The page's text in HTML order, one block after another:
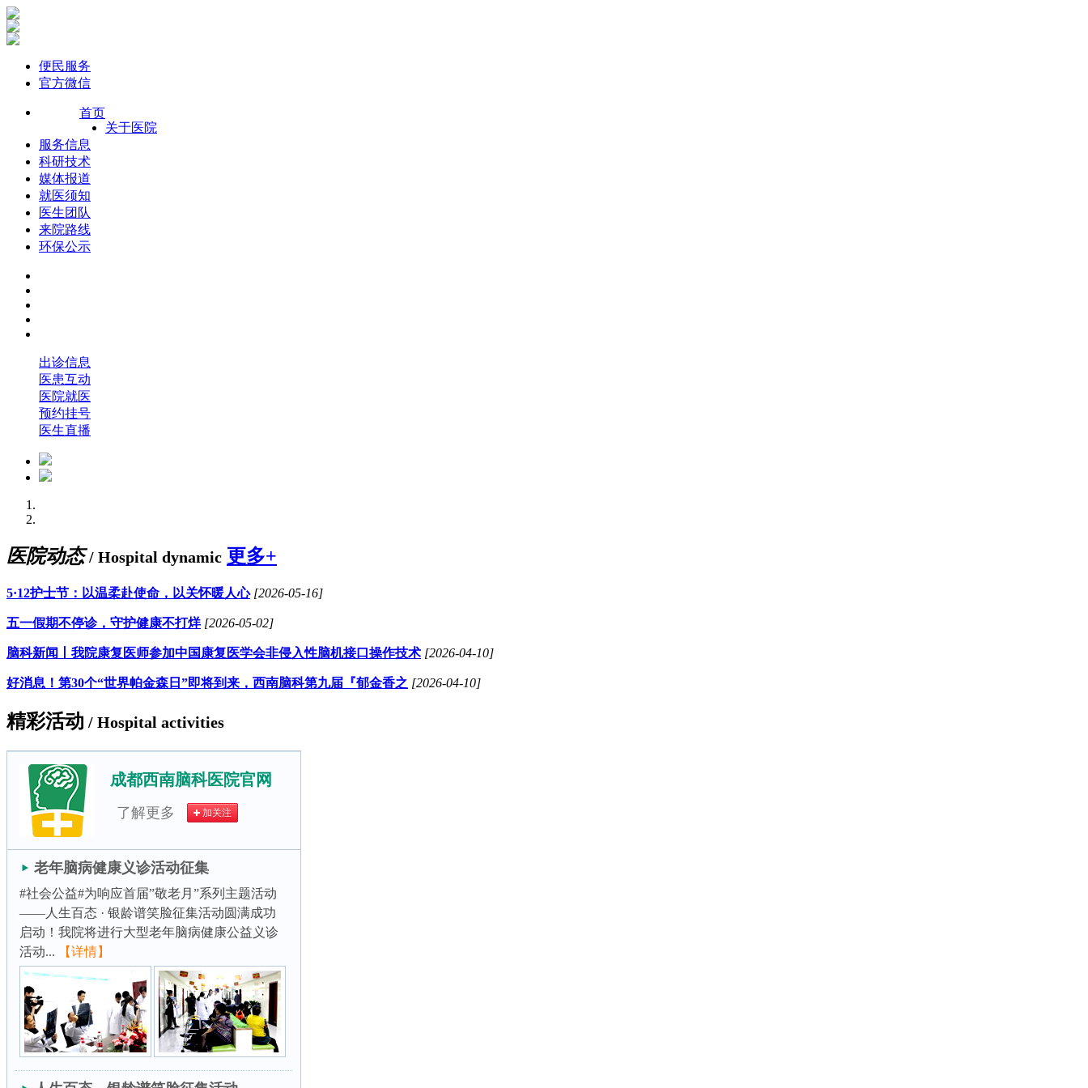
便民服务
官方微信
首页
关于医院
服务信息
科研技术
媒体报道
就医须知
医生团队
来院路线
环保公示
出诊信息
医患互动
医院就医
预约挂号
医生直播
医院动态 / Hospital dynamic 更多+
5·12护士节：以温柔赴使命，以关怀暖人心 [2026-05-16]
五一假期不停诊，守护健康不打烊 [2026-05-02]
脑科新闻丨我院康复医师参加中国康复医学会非侵入性脑机接口操作技术 [2026-04-10]
好消息！第30个“世界帕金森日”即将到来，西南脑科第九届『郁金香之 [2026-04-10]
精彩活动 / Hospital activities